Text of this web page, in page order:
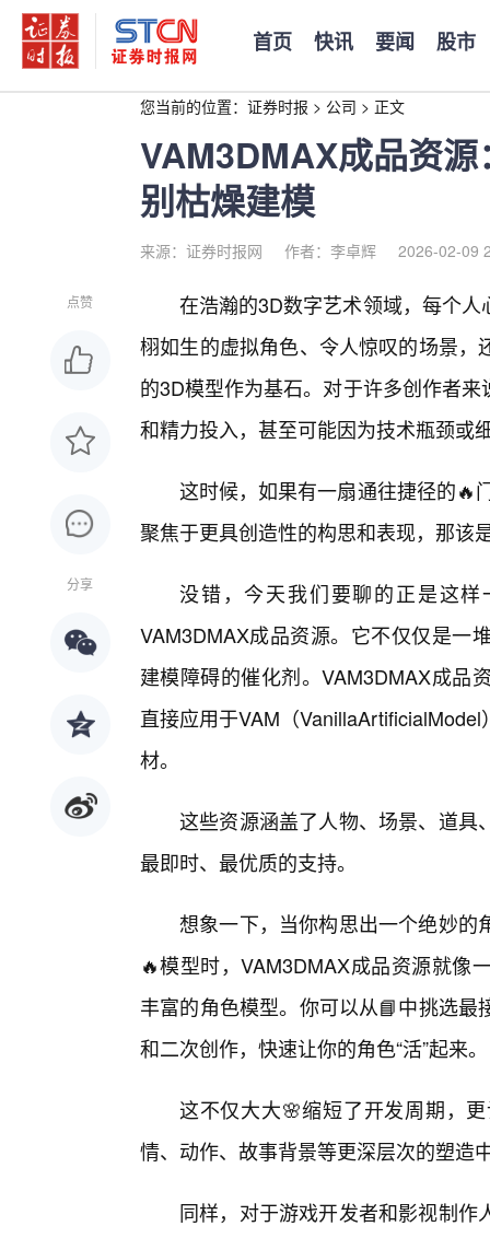
首页 快讯 要闻 股市
您当前的位置： 证券时报 > 公司 > 正文
VAM3DMAX成品资
别枯燥建模
来源：证券时报网 作者：李卓辉 2026-02-09
点赞
分享
在浩瀚的3D数字艺术领域，每个
栩如生的虚拟角色、令人惊叹的场景
的3D模型作为基石。对于许多创作者
和精力投入，甚至可能因为技术瓶颈或
这时候，如果有一扇通往捷径的🔥
聚焦于更具创造性的构思和表现，那该
没错，今天我们要聊的正是这
VAM3DMAX成品资源。它不仅仅是一
建模障碍的催化剂。VAM3DMAX成品
直接应用于VAM（
材。
这些资源涵盖了人物、场景、道具
最即时、最优质的支持。
想象一下，当你构思出一个绝妙的
🔥模型时，VAM3DMAX成品资源就像
丰富的角色模型。你可以从📘中挑选
和二次创作，快速让你的角色“活”起来。
这不仅大大🌸缩短了开发周期，
情、动作、故事背景等更深层次的塑造
同样，对于游戏开发者和影视制